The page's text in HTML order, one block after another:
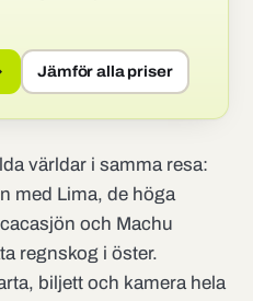
Jämför alla priser
världar i samma resa:
med Lima, de höga
och Machu
regnskog i öster.
biljett och kamera hela